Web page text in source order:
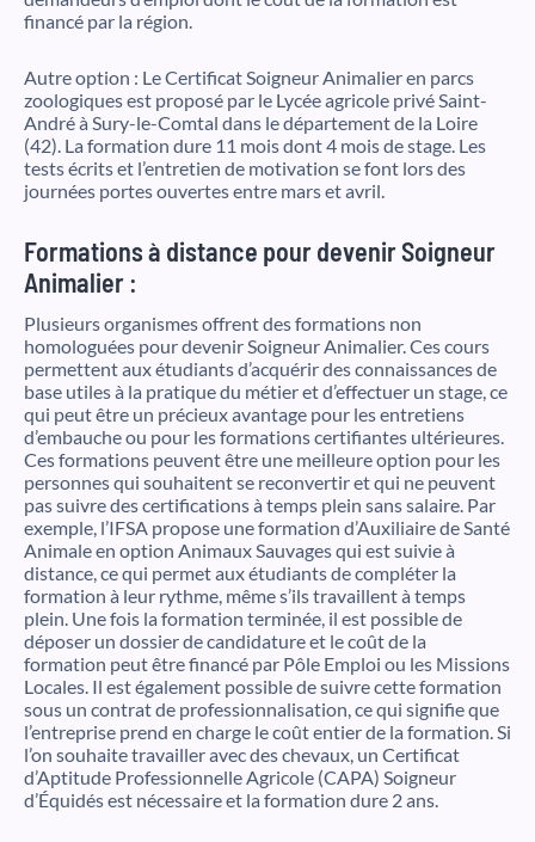
financé par la région.
Autre option : Le Certificat Soigneur Animalier en parcs
zoologiques est proposé par le Lycée agricole privé Saint-
André à Sury-le-Comtal dans le département de la Loire
(42). La formation dure 11 mois dont 4 mois de stage. Les
tests écrits et l’entretien de motivation se font lors des
journées portes ouvertes entre mars et avril.
Formations à distance pour devenir Soigneur
Animalier :
Plusieurs organismes offrent des formations non
homologuées pour devenir Soigneur Animalier. Ces cours
permettent aux étudiants d’acquérir des connaissances de
base utiles à la pratique du métier et d’effectuer un stage, ce
qui peut être un précieux avantage pour les entretiens
d’embauche ou pour les formations certifiantes ultérieures.
Ces formations peuvent être une meilleure option pour les
personnes qui souhaitent se reconvertir et qui ne peuvent
pas suivre des certifications à temps plein sans salaire. Par
exemple, l’IFSA propose une formation d’Auxiliaire de Santé
Animale en option Animaux Sauvages qui est suivie à
distance, ce qui permet aux étudiants de compléter la
formation à leur rythme, même s’ils travaillent à temps
plein. Une fois la formation terminée, il est possible de
déposer un dossier de candidature et le coût de la
formation peut être financé par Pôle Emploi ou les Missions
Locales. Il est également possible de suivre cette formation
sous un contrat de professionnalisation, ce qui signifie que
l’entreprise prend en charge le coût entier de la formation. Si
l’on souhaite travailler avec des chevaux, un Certificat
d’Aptitude Professionnelle Agricole (CAPA) Soigneur
d’Équidés est nécessaire et la formation dure 2 ans.